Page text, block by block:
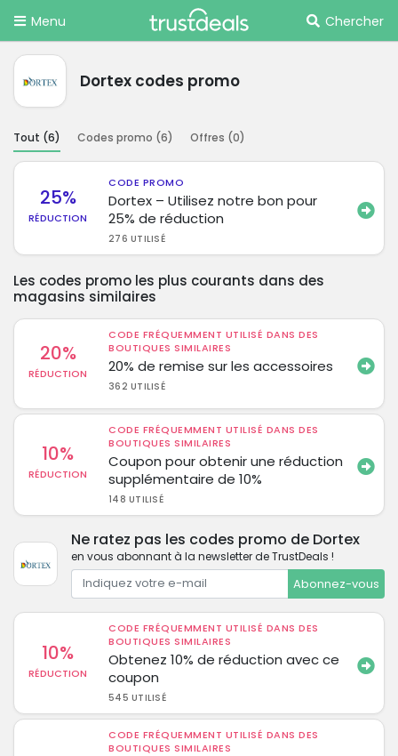
Menu Chercher
Dortex codes promo
Tout (6) Codes promo (6) Offres (0)
25%
RÉDUCTION
CODE PROMO
Dortex – Utilisez notre bon pour
25% de réduction
276 UTILISÉ
Les codes promo les plus courants dans des
magasins similaires
20%
RÉDUCTION
CODE FRÉQUEMMENT UTILISÉ DANS DES
BOUTIQUES SIMILAIRES
20% de remise sur les accessoires
362 UTILISÉ
10%
RÉDUCTION
CODE FRÉQUEMMENT UTILISÉ DANS DES
BOUTIQUES SIMILAIRES
Coupon pour obtenir une réduction
supplémentaire de 10%
148 UTILISÉ
Ne ratez pas les codes promo de Dortex
en vous abonnant à la newsletter de TrustDeals !
Abonnez-vous
10%
RÉDUCTION
CODE FRÉQUEMMENT UTILISÉ DANS DES
BOUTIQUES SIMILAIRES
Obtenez 10% de réduction avec ce
coupon
545 UTILISÉ
CODE FRÉQUEMMENT UTILISÉ DANS DES
BOUTIQUES SIMILAIRES